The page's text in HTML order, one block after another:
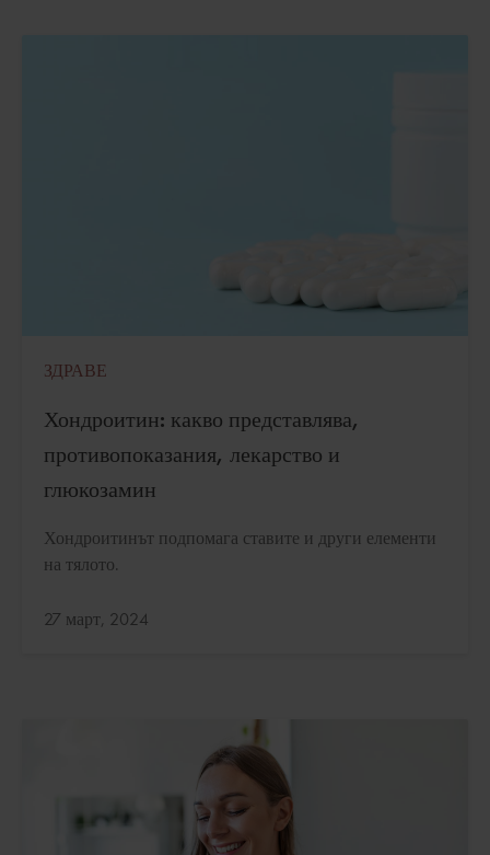
ЗДРАВЕ
Хондроитин: какво представлява,
противопоказания, лекарство и
глюкозамин
Хондроитинът подпомага ставите и други елементи
на тялото.
Актуализирано:
27 март, 2024